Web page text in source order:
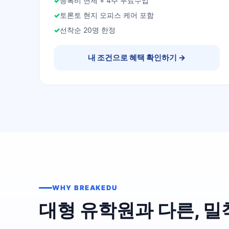
토론토 현지 오피스 케어 포함
선착순 20명 한정
내 조건으로 혜택 확인하기 →
WHY BREAKEDU
대형 유학원과 다른,